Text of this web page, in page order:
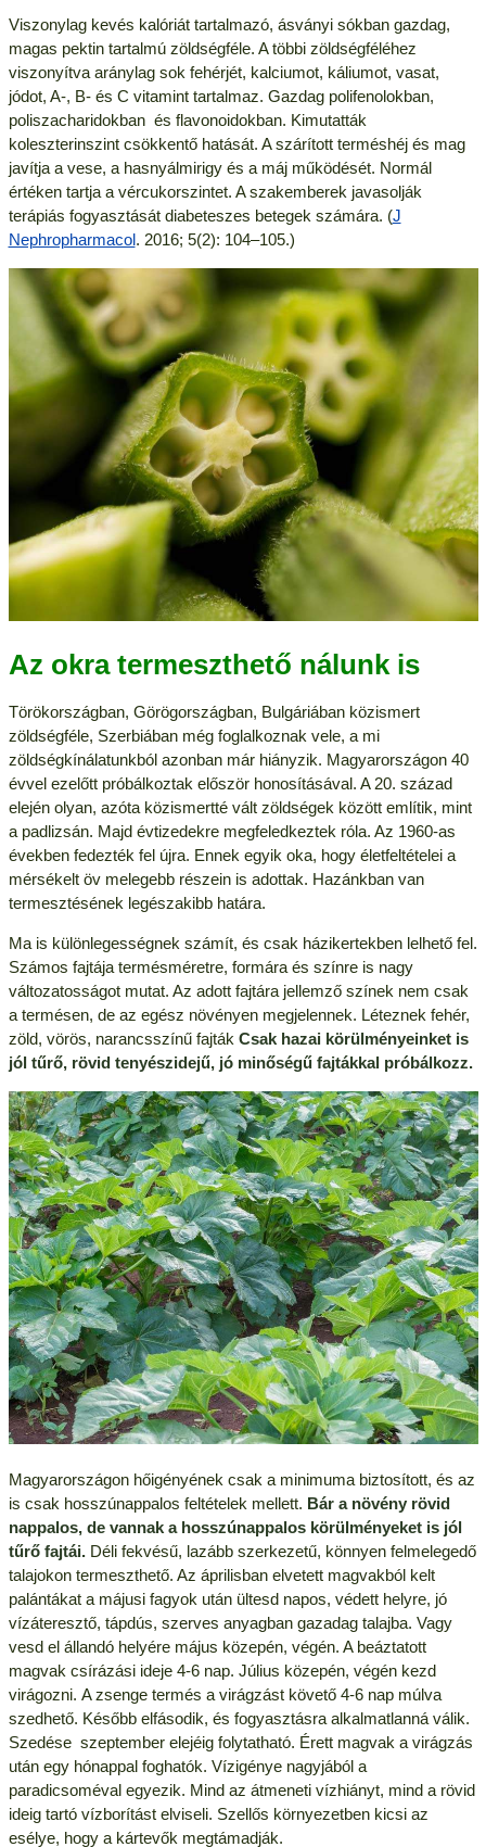
Viszonylag kevés kalóriát tartalmazó, ásványi sókban gazdag,
magas pektin tartalmú zöldségféle. A többi zöldségféléhez
viszonyítva aránylag sok fehérjét, kalciumot, káliumot, vasat,
jódot, A-, B- és C vitamint tartalmaz. Gazdag polifenolokban,
poliszacharidokban és flavonoidokban. Kimutatták
koleszterinszint csökkentő hatását. A szárított terméshéj és mag
javítja a vese, a hasnyálmirigy és a máj működését. Normál
értéken tartja a vércukorszintet. A szakemberek javasolják
terápiás fogyasztását diabeteszes betegek számára. (J
Nephropharmacol. 2016; 5(2): 104–105.)
Az okra termeszthető nálunk is
Törökországban, Görögországban, Bulgáriában közismert
zöldségféle, Szerbiában még foglalkoznak vele, a mi
zöldségkínálatunkból azonban már hiányzik. Magyarországon 40
évvel ezelőtt próbálkoztak először honosításával. A 20. század
elején olyan, azóta közismertté vált zöldségek között említik, mint
a padlizsán. Majd évtizedekre megfeledkeztek róla. Az 1960-as
években fedezték fel újra. Ennek egyik oka, hogy életfeltételei a
mérsékelt öv melegebb részein is adottak. Hazánkban van
termesztésének legészakibb határa.
Ma is különlegességnek számít, és csak házikertekben lelhető fel.
Számos fajtája termésméretre, formára és színre is nagy
változatosságot mutat. Az adott fajtára jellemző színek nem csak
a termésen, de az egész növényen megjelennek. Léteznek fehér,
zöld, vörös, narancsszínű fajták Csak hazai körülményeinket is
jól tűrő, rövid tenyészidejű, jó minőségű fajtákkal próbálkozz.
Magyarországon hőigényének csak a minimuma biztosított, és az
is csak hosszúnappalos feltételek mellett. Bár a növény rövid
nappalos, de vannak a hosszúnappalos körülményeket is jól
tűrő fajtái.Déli fekvésű, lazább szerkezetű, könnyen felmelegedő
talajokon termeszthető. Az áprilisban elvetett magvakból kelt
palántákat a májusi fagyok után ültesd napos, védett helyre, jó
vízáteresztő, tápdús, szerves anyagban gazadag talajba. Vagy
vesd el állandó helyére május közepén, végén. A beáztatott
magvak csírázási ideje 4-6 nap. Július közepén, végén kezd
virágozni. A zsenge termés a virágzást követő 4-6 nap múlva
szedhető. Később elfásodik, és fogyasztásra alkalmatlanná válik.
Szedése szeptember elejéig folytatható. Érett magvak a virágzás
után egy hónappal foghatók. Vízigénye nagyjából a
paradicsoméval egyezik. Mind az átmeneti vízhiányt, mind a rövid
ideig tartó vízborítást elviseli. Szellős környezetben kicsi az
esélye, hogy a kártevők megtámadják.